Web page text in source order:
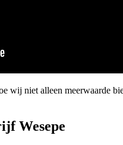
wij niet alleen meerwaarde
Wesepe